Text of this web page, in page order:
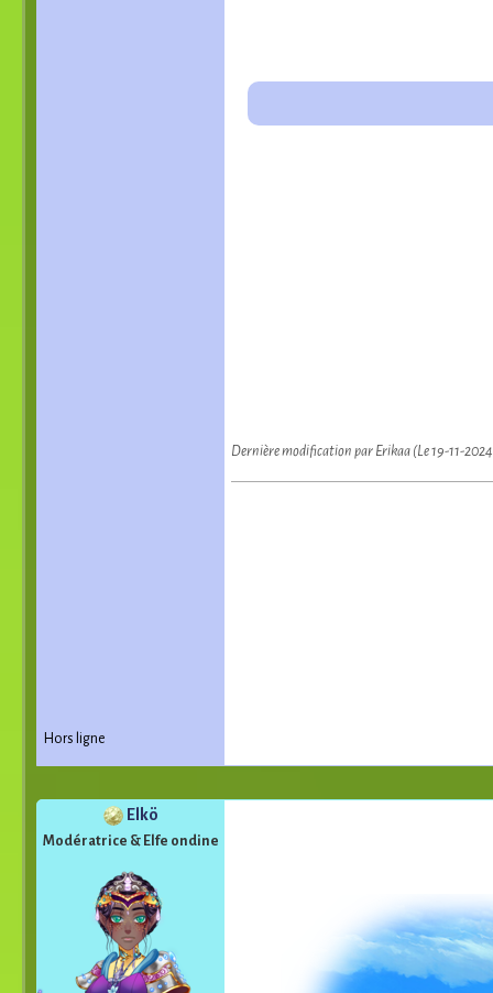
Dernière modification par Erikaa (Le 19-11-
Hors ligne
Elkö
Modératrice & Elfe ondine